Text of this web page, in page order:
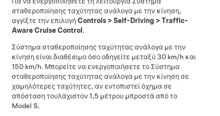
σταθεροποίησης ταχύτητας ανάλογα με την κίνηση,
αγγίξτε την επιλογή Controls > Self-Driving > Traffic-
Aware Cruise Control .
Σύστημα σταθεροποίησης ταχύτητας ανάλογα με την
κίνηση είναι διαθέσιμο όσο οδηγείτε μεταξύ 30 km/h και
150 km/h. Μπορείτε να ενεργοποιήσετε το Σύστημα
σταθεροποίησης ταχύτητας ανάλογα με την κίνηση σε
χαμηλότερες ταχύτητες, αν εντοπιστεί όχημα σε
απόσταση τουλάχιστον1,5 μέτρου μπροστά από το
Model S.